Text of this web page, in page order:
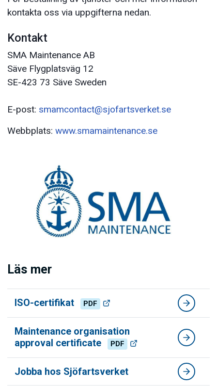
kontakta oss via uppgifterna nedan.
Kontakt
SMA Maintenance AB
Säve Flygplatsväg 12
SE-423 73 Säve Sweden
E-post: smamcontact@sjofartsverket.se
Webbplats: www.smamaintenance.se
Läs mer
ISO-certifikat PDF
Maintenance organisation
approval certificate
PDF
Jobba hos Sjöfartsverket